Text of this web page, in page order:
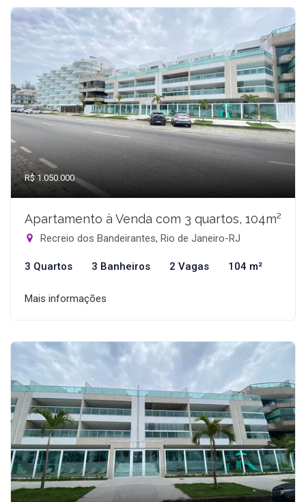
R$ 1.050.000
Apartamento à Venda com 3 quartos, 104m²
Recreio dos Bandeirantes, Rio de Janeiro-RJ
3 Quartos 3 Banheiros 2 Vagas 104 m²
Mais informações